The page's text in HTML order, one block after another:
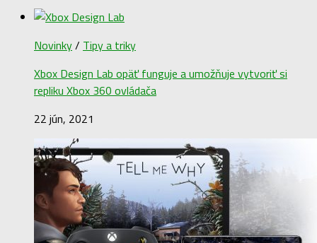
Novinky/ Tipy a triky
Xbox Design Lab opäť funguje a umožňuje vytvoriť si
repliku Xbox 360 ovládača
22 jún, 2021